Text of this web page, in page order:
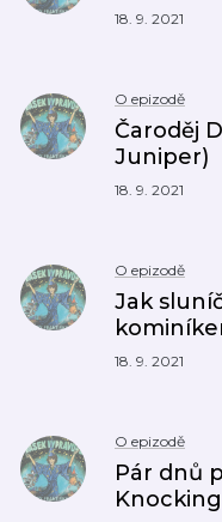
18. 9. 2021
O epizodě
Čaroděj
Juniper)
18. 9. 2021
O epizodě
Jak
18. 9. 2021
O epizodě
Pár dnů